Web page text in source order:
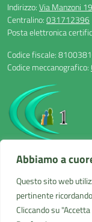
Abbiamo a
Questo sito web
pertinente
Cliccando su
Indirizzo:Via Manzoni
Centralino:031712396
Posta elettronica
Codice fiscale:
Codice meccanografico:
Codice
Codice
Codice IPA: